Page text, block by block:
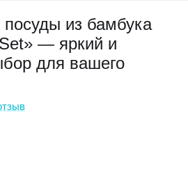
посуды из бамбука
— яркий и
для вашего